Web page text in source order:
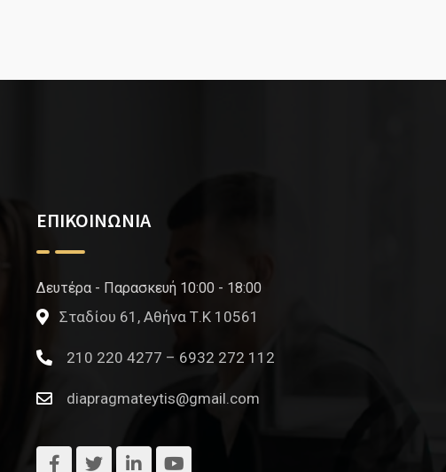
ΕΠΙΚΟΙΝΩΝΙΑ
Δευτέρα - Παρασκευή 10:00 - 18:00
Σταδίου 61, Αθήνα Τ.Κ 10561
210 220 4277 – 6932 272 112
diapragmateytis@gmail.com